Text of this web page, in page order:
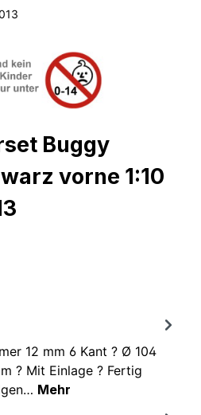
Buggy
vorne 1:10
12 mm 6 Kant ? Ø 104
? Mit Einlage ? Fertig
Mehr